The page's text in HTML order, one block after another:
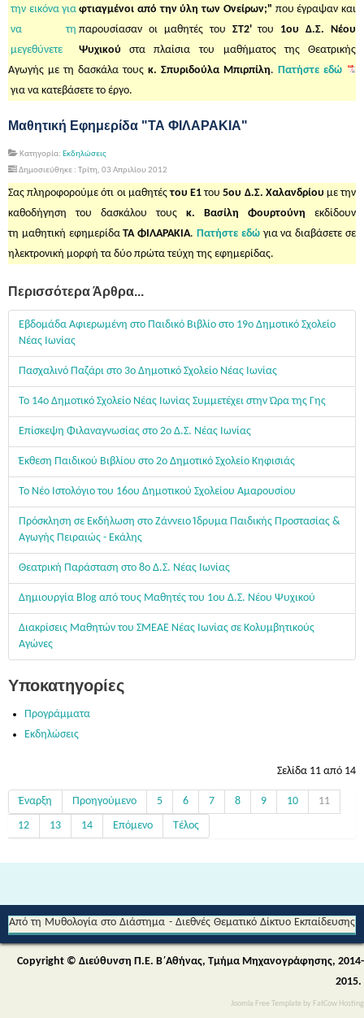
Joomla Free Template by FatCow Hosting
φτιαγμένοι από την ύλη των Ονείρων;" που έγραψαν και
παρουσίασαν οι μαθητές του ΣΤ2'του 1ου Δ.Σ. Νέου
Ψυχικού στα πλαίσια του μαθήματος της Θεατρικής
Αγωγής με τη δασκάλα τους κ. Σπυριδούλα Μπιρπίλη. Πατήστε εδώ
για να κατεβάσετε το έργο.
Μαθητική Εφημερίδα "ΤΑ ΦΙΛΑΡΑΚΙΑ"
Κατηγορία: Εκδηλώσεις
Δημοσιεύθηκε : Τρίτη, 03 Απριλίου 2012
Σας πληροφορούμε ότι οι μαθητέςτου Ε1του5ου Δ.Σ. Χαλανδρίου με την
καθοδήγηση του δασκάλου τους κ. Βασίλη Φουρτούνη εκδίδουν
τη μαθητική εφημερίδαΤΑ ΦΙΛΑΡΑΚΙΑ.Πατήστε εδώ για να διαβάσετε σε
ηλεκτρονική μορφή τα δύο πρώτα τεύχη της εφημερίδας.
Περισσότερα Άρθρα...
Εβδομάδα Αφιερωμένη στο Παιδικό Βιβλίο στο 19ο Δημοτικό Σχολείο
Νέας Ιωνίας
Πασχαλινό Παζάρι στο 3ο Δημοτικό Σχολείο Νέας Ιωνίας
Το 14ο Δημοτικό Σχολείο Νέας Ιωνίας Συμμετέχει στην Ώρα της Γης
Επίσκεψη Φιλαναγνωσίας στο 2ο Δ.Σ. Νέας Ιωνίας
Έκθεση Παιδικού Βιβλίου στο 2ο Δημοτικό Σχολείο Κηφισιάς
Το Νέο Ιστολόγιο του 16ου Δημοτικού Σχολείου Αμαρουσίου
Πρόσκληση σε Εκδήλωση στο Ζάννειο Ίδρυμα Παιδικής Προστασίας &
Αγωγής Πειραιώς - Εκάλης
Θεατρική Παράσταση στο 8ο Δ.Σ. Νέας Ιωνίας
Δημιουργία Blog από τους Μαθητές του 1ου Δ.Σ. Νέου Ψυχικού
Διακρίσεις Μαθητών του ΣΜΕΑΕ Νέας Ιωνίας σε Κολυμβητικούς
Αγώνες
Υποκατηγορίες
Προγράμματα
Εκδηλώσεις
Σελίδα 11 από 14
Έναρξη Προηγούμενο 5 6 7 8 9 10
11
12
13 14 Επόμενο Τέλος
για την Αειφορία (Περιβαλλοντικής & Πολιτιστικής Εκπαίδευσης)
Copyright © Διεύθυνση Π.Ε. Β΄Αθήνας, Τμήμα Μηχανογράφησης, 2014-
2015.